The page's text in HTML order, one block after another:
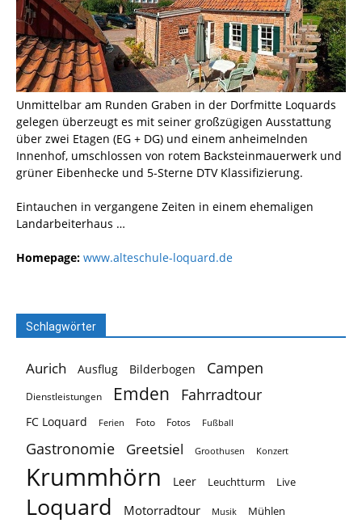
Unmittelbar am Runden Graben in der Dorfmitte Loquards
gelegen überzeugt es mit seiner großzügigen Ausstattung
über zwei Etagen (EG + DG) und einem anheimelnden
Innenhof, umschlossen von rotem Backsteinmauerwerk und
grüner Eibenhecke und 5-Sterne DTV Klassifizierung.
Eintauchen in vergangene Zeiten in einem ehemaligen
Landarbeiterhaus …
Homepage: www.alteschule-loquard.de
Schlagwörter
Aurich Ausflug Bilderbogen Campen
Dienstleistungen Emden Fahrradtour
FC Loquard Ferien Foto Fotos Fußball
Gastronomie Greetsiel Groothusen Konzert
Krummhörn Leer Leuchtturm Live
Loquard Motorradtour Musik Mühlen